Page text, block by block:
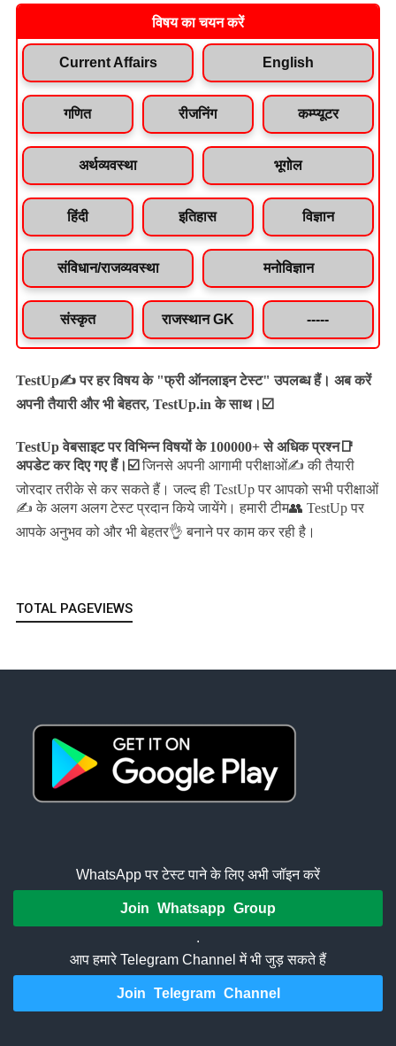
विषय का चयन करें
Current Affairs English
गणित रीजनिंग कम्प्यूटर
अर्थव्यवस्था भूगोल
हिंदी इतिहास विज्ञान
संविधान/राजव्यवस्था मनोविज्ञान
संस्कृत राजस्थान GK -----
TestUp✍️ पर हर विषय के "फ्री ऑनलाइन टेस्ट" उपलब्ध हैं। अब करें
अपनी तैयारी और भी बेहतर, TestUp.in के साथ।☑️
TestUp वेबसाइट पर विभिन्न विषयों के 100000+ से अधिक प्रश्न📑
अपडेट कर दिए गए हैं। ☑️ जिनसे अपनी आगामी परीक्षाओं✍️ की तैयारी
जोरदार तरीके से कर सकते हैं।जल्द ही TestUp पर आपको सभी परीक्षाओं
✍️ के अलग अलग टेस्ट प्रदान किये जायेंगे। हमारी टीम👥 TestUp पर
आपके अनुभव को और भी बेहतर👌 बनाने पर काम कर रही है।
TOTAL PAGEVIEWS
WhatsApp पर टेस्ट पाने के लिए अभी जॉइन करें
Join Whatsapp Group
.
आप हमारे Telegram Channel में भी जुड़ सकते हैं
Join Telegram Channel